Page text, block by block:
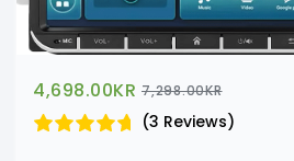
4,698.00KR 7,298.00KR
(3 Reviews)